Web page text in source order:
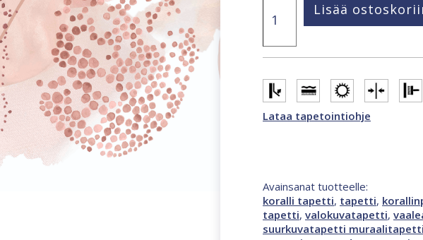
Art
Gallery
2,12
2,7
m
valokuvatapetti
monivärinen,
Lisää
Lataa tapetointiohje
Avainsanat tuotteelle:
koralli tapetti, tapetti,
tapetti, valokuvatapetti,
suurkuvatapetti